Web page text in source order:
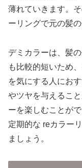
薄れていきます。
ーリングで元の髪
デミカラーは、髪
も比較的短いため
を気にする人にお
やツヤを与えるこ
ーを楽しむことが
定期的な reカラー
ましょう。